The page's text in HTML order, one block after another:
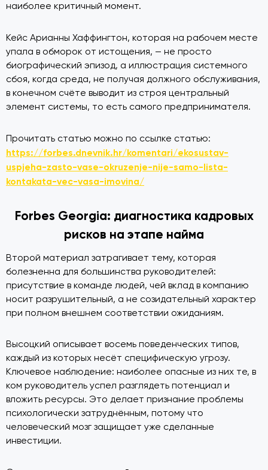
наиболее критичный момент.
Кейс Арианны Хаффингтон, которая на рабочем месте
упала в обморок от истощения, — не просто
биографический эпизод, а иллюстрация системного
сбоя, когда среда, не получая должного обслуживания,
в конечном счёте выводит из строя центральный
элемент системы, то есть самого предпринимателя.
Прочитать статью можно по ссылке статью:
https://forbes.dnevnik.hr/komentari/ekosustav-
uspjeha-zasto-vase-okruzenje-nije-samo-lista-
kontakata-vec-vasa-imovina/
Forbes Georgia: диагностика кадровых
рисков на этапе найма
Второй материал затрагивает тему, которая
болезненна для большинства руководителей:
присутствие в команде людей, чей вклад в компанию
носит разрушительный, а не созидательный характер
при полном внешнем соответствии ожиданиям.
Высоцкий описывает восемь поведенческих типов,
каждый из которых несёт специфическую угрозу.
Ключевое наблюдение: наиболее опасные из них те, в
ком руководитель успел разглядеть потенциал и
вложить ресурсы. Это делает признание проблемы
психологически затруднённым, потому что
человеческий мозг защищает уже сделанные
инвестиции.